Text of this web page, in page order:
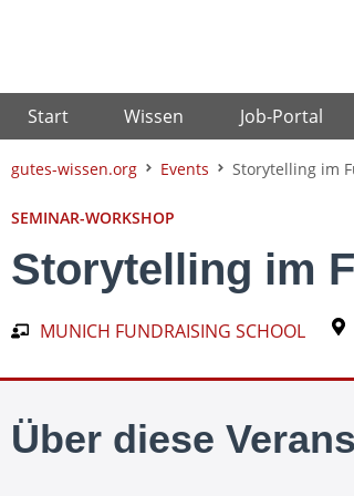
Start Wissen Job-Portal
gutes-wissen.org Events Storytelling im
SEMINAR-WORKSHOP
Storytelling im
MUNICH FUNDRAISING SCHOOL
Über diese